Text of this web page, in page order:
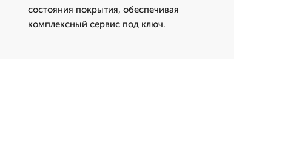
состояния покрытия, обеспечивая
комплексный сервис под ключ.